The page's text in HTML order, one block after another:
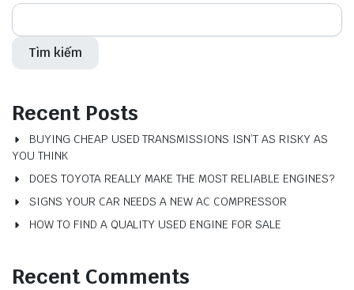
Tìm kiếm
Recent Posts
BUYING CHEAP USED TRANSMISSIONS ISN’T AS RISKY AS
YOU THINK
DOES TOYOTA REALLY MAKE THE MOST RELIABLE ENGINES?
SIGNS YOUR CAR NEEDS A NEW AC COMPRESSOR
HOW TO FIND A QUALITY USED ENGINE FOR SALE
Recent Comments